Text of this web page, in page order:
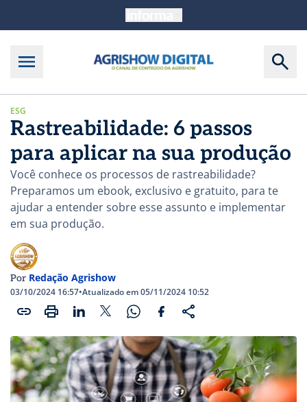
ESG
Rastreabilidade: 6 passos
para aplicar na sua produção
Você conhece os processos de rastreabilidade?
Preparamos um ebook, exclusivo e gratuito, para te
ajudar a entender sobre esse assunto e implementar
em sua produção.
Por Redação Agrishow
03/10/2024 16:57•Atualizado em 05/11/2024 10:52